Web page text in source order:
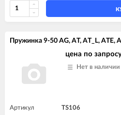
Пружинка 9-50 AG, AT, AT_L, ATE,
цена по
Нет в наличии
Артикул TS106